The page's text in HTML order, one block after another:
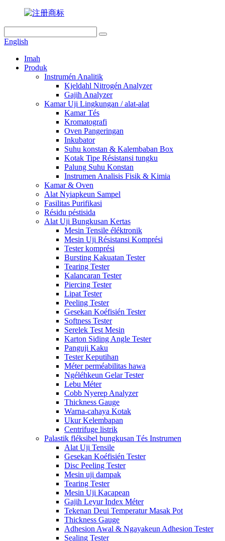
English
Imah
Produk
Instrumén Analitik
Kjeldahl Nitrogén Analyzer
Gajih Analyzer
Kamar Uji Lingkungan / alat-alat
Kamar Tés
Kromatografi
Oven Pangeringan
Inkubator
Suhu konstan & Kalembaban Box
Kotak Tipe Résistansi tungku
Palung Suhu Konstan
Instrumen Analisis Fisik & Kimia
Kamar & Oven
Alat Nyiapkeun Sampel
Fasilitas Purifikasi
Résidu péstisida
Alat Uji Bungkusan Kertas
Mesin Tensile éléktronik
Mesin Uji Résistansi Komprési
Tester komprési
Bursting Kakuatan Tester
Tearing Tester
Kalancaran Tester
Piercing Tester
Lipat Tester
Peeling Tester
Gesekan Koéfisién Tester
Softness Tester
Serelek Test Mesin
Karton Siding Angle Tester
Panguji Kaku
Tester Keputihan
Méter perméabilitas hawa
Ngéléhkeun Gelar Tester
Lebu Méter
Cobb Nyerep Analyzer
Thickness Gauge
Warna-cahaya Kotak
Ukur Kelembapan
Centrifuge listrik
Palastik fléksibel bungkusan Tés Instrumen
Alat Uji Tensile
Gesekan Koéfisién Tester
Disc Peeling Tester
Mesin uji dampak
Tearing Tester
Mesin Uji Kacapean
Gajih Leyur Index Méter
Tekenan Deui Temperatur Masak Pot
Thickness Gauge
Adhesion Awal & Ngayakeun Adhesion Tester
Sealing Tester